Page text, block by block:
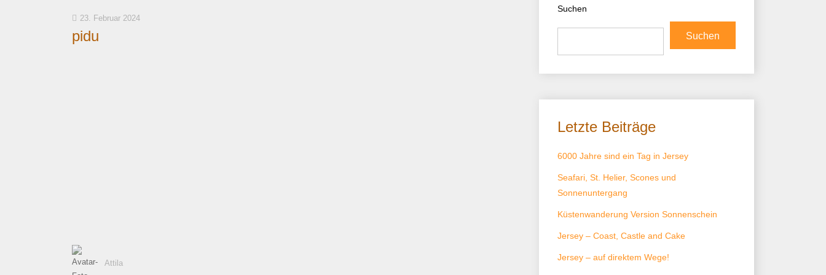
23. Februar 2024
pidu
Attila
Suchen
Suchen
Letzte Beiträge
6000 Jahre sind ein Tag in Jersey
Seafari, St. Helier, Scones und
Sonnenuntergang
Küstenwanderung Version Sonnenschein
Jersey – Coast, Castle and Cake
Jersey – auf direktem Wege!